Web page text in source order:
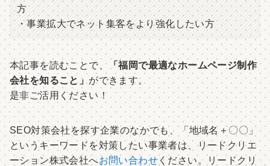
方
・事業拡大でネット集客をより強化したい方
本記事を読むことで、
「福岡で最適なホームページ制作
会社を知ること」ができます。
是非ご活用ください！
SEO対策会社を探す企業のなかでも、「地域名＋〇〇」
というキーワードを対策したい事業者は、リードクリエ
ーション株式会社へお問い合わせ ください。リードクリ